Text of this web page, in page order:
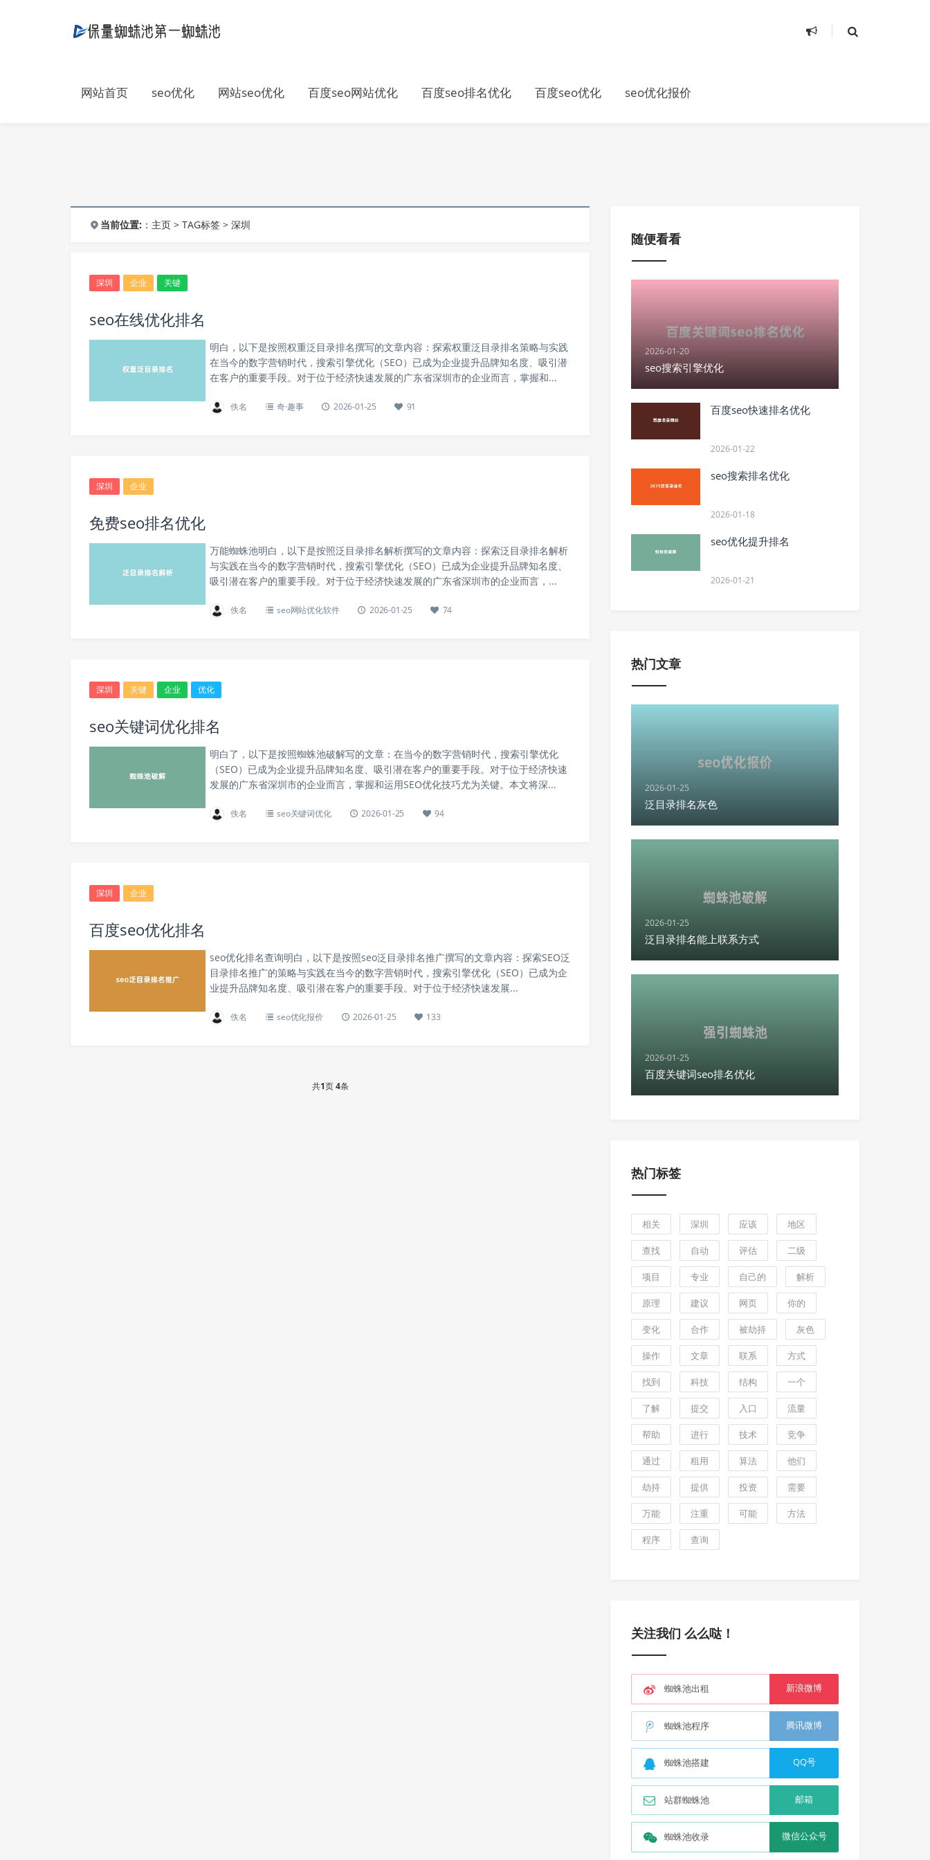
网站首页 seo优化 网站seo优化 百度seo网站优化 百度seo排名优化 百度seo优化 seo优化报价
当前位置: ： 主页 >TAG标签 > 深圳
深圳 企业 关键
seo在线优化排名
明白，以下是按照权重泛目录排名撰写的文章内容：探索权重泛目录排名策略与实践
在当今的数字营销时代，搜索引擎优化（SEO）已成为企业提升品牌知名度、吸引潜
在客户的重要手段。对于位于经济快速发展的广东省深圳市的企业而言，掌握和...
佚名 奇·趣事 2026-01-25 91
深圳 企业
免费seo排名优化
万能蜘蛛池明白，以下是按照泛目录排名解析撰写的文章内容：探索泛目录排名解析
与实践在当今的数字营销时代，搜索引擎优化（SEO）已成为企业提升品牌知名度、
吸引潜在客户的重要手段。对于位于经济快速发展的广东省深圳市的企业而言，...
佚名 seo网站优化软件 2026-01-25 74
深圳 关键 企业 优化
seo关键词优化排名
明白了，以下是按照蜘蛛池破解写的文章：在当今的数字营销时代，搜索引擎优化
（SEO）已成为企业提升品牌知名度、吸引潜在客户的重要手段。对于位于经济快速
发展的广东省深圳市的企业而言，掌握和运用SEO优化技巧尤为关键。本文将深...
佚名 seo关键词优化 2026-01-25 94
深圳 企业
百度seo优化排名
seo优化排名查询明白，以下是按照seo泛目录排名推广撰写的文章内容：探索SEO泛
目录排名推广的策略与实践在当今的数字营销时代，搜索引擎优化（SEO）已成为企
业提升品牌知名度、吸引潜在客户的重要手段。对于位于经济快速发展...
佚名 seo优化报价 2026-01-25 133
共1页4条
随便看看
2026-01-20
seo搜索引擎优化
百度seo快速排名优化
2026-01-22
seo搜索排名优化
2026-01-18
seo优化提升排名
2026-01-21
热门文章
2026-01-25
泛目录排名灰色
2026-01-25
泛目录排名能上联系方式
2026-01-25
百度关键词seo排名优化
热门标签
相关 深圳 应该 地区
查找 自动 评估 二级
项目 专业 自己的 解析
原理 建议 网页 你的
变化 合作 被劫持 灰色
操作 文章 联系 方式
找到 科技 结构 一个
了解 提交 入口 流量
帮助 进行 技术 竞争
通过 租用 算法 他们
劫持 提供 投资 需要
万能 注重 可能 方法
程序 查询
关注我们 么么哒！
蜘蛛池出租 新浪微博
蜘蛛池程序 腾讯微博
蜘蛛池搭建 QQ号
站群蜘蛛池 邮箱
蜘蛛池收录 微信公众号